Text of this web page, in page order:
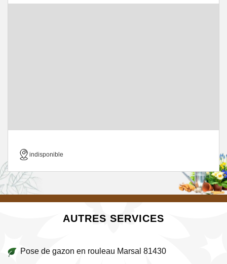
indisponible
AUTRES SERVICES
Pose de gazon en rouleau Marsal 81430